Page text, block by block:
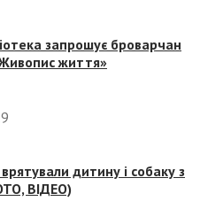
запрошує броварчан
життя»
дитину і собаку з
ВІДЕО)